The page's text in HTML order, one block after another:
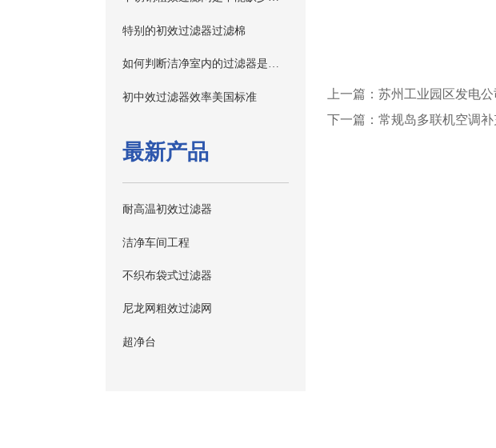
特别的初效过滤器过滤棉
如何判断洁净室内的过滤器是否需要更换？
初中效过滤器效率美国标准
最新产品
耐高温初效过滤器
洁净车间工程
不织布袋式过滤器
尼龙网粗效过滤网
超净台
上一篇：苏州工业园区发电
下一篇：常规岛多联机空调